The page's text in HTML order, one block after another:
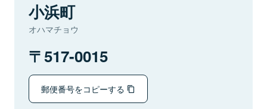
小浜町
オハマチョウ
517-0015
郵便番号をコピーする